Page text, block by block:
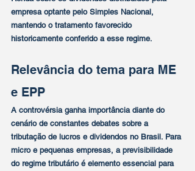
empresa optante pelo Simples Nacional,
mantendo o tratamento favorecido
historicamente conferido a esse regime.
Relevância do tema para ME
e EPP
A controvérsia ganha importância diante do
cenário de constantes debates sobre a
tributação de lucros e dividendos no Brasil. Para
micro e pequenas empresas, a previsibilidade
do regime tributário é elemento essencial para